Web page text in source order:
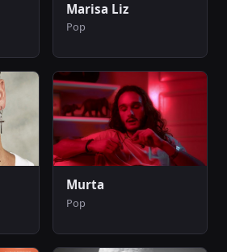
Marisa Liz
Pop
Murta
Pop